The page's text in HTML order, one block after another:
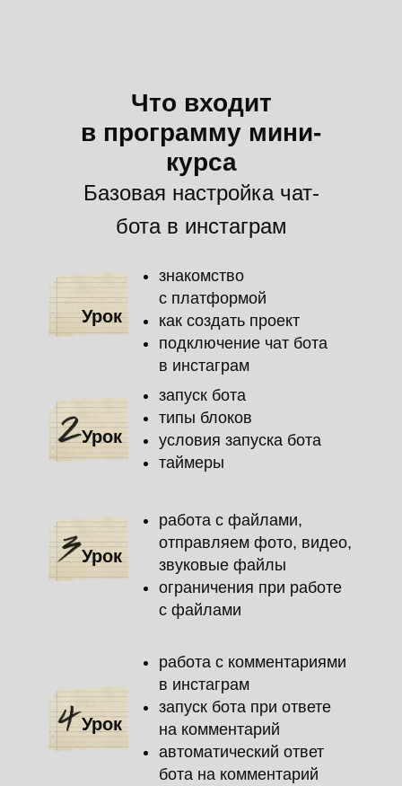
Что входит
в программу мини-
курса
знакомство
с платформой
как создать проект
подключение чат бота
в инстаграм
Урок
Урок
запуск бота
типы блоков
условия запуска бота
таймеры
Урок
работа с файлами,
отправляем фото, видео,
звуковые файлы
ограничения при работе
с файлами
Урок
работа с комментариями
в инстаграм
запуск бота при ответе
на комментарий
автоматический ответ
бота на комментарий
Базовая настройка чат-
бота в инстаграм